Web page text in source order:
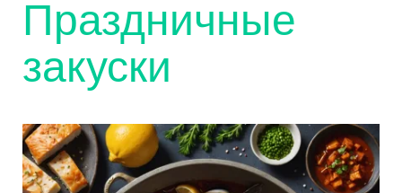
Праздничные
закуски